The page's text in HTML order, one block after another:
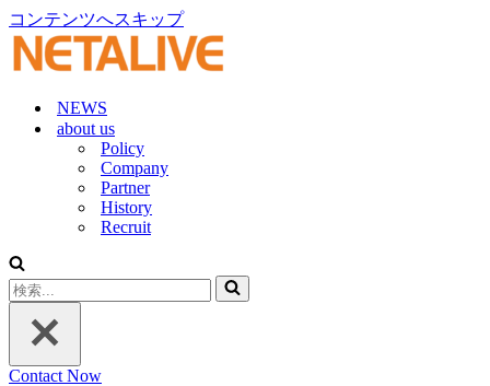
コンテンツへスキップ
NEWS
about us
Policy
Company
Partner
History
Recruit
検
索...
Contact Now